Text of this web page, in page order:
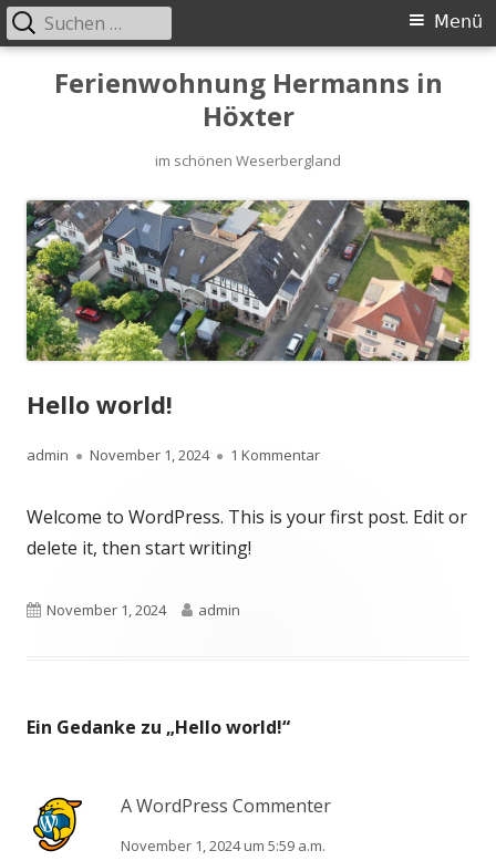
Ferienwohnung Hermanns in
Höxter
im schönen Weserbergland
Primäres
Menü
Menü
Suche
nach:
Hello world!
Autor
admin
Veröffentlicht
November 1, 2024 1 Kommentarzu Hello world!
Welcome to WordPress. This is your first post. Edit or
delete it, then start writing!
Veröffentlicht
November 1, 2024 Autor
admin
Ein Gedanke zu „Hello world!“
A WordPress Commenter
November 1, 2024 um 5:59 a.m.